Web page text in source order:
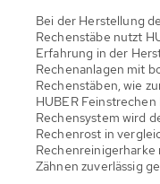
Bei der Herstellung
Rechenstäbe nutzt
Erfahrung in der
Rechenanlagen mit
Rechenstäben, wie
HUBER Feinstrechen
Rechensystem wird
Rechenrost in
Zähnen zuverlässig